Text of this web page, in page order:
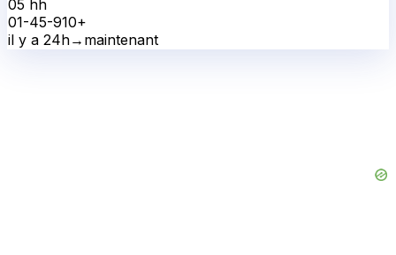
05 hh
01-45-910+
il y a 24h→ maintenant